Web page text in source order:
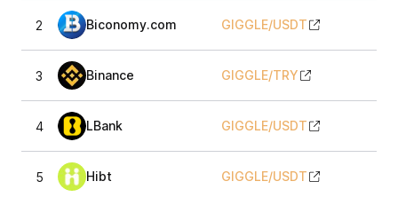
2 Biconomy.com GIGGLE/USDT
3 Binance GIGGLE/TRY
4 LBank GIGGLE/USDT
5 Hibt GIGGLE/USDT